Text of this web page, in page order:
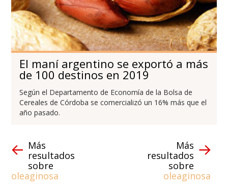
El maní argentino se exportó a más
de 100 destinos en 2019
Según el Departamento de Economía de la Bolsa de
Cereales de Córdoba se comercializó un 16% más que el
año pasado.
Más
resultados
sobre
oleaginosa
Más
resultados
sobre
oleaginosa